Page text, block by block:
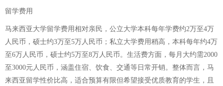
留学费用
马来西亚大学留学费用相对亲民，公立大学本科每年学费约2万至4万
人民币，硕士约3万至5万人民币；私立大学费用稍高，本科每年约4万
至6万人民币，硕士约5万至8万人民币。生活费方面，每月大约需2000
至3000元人民币，涵盖住宿、饮食、交通等日常开销。整体而言，马
来西亚留学性价比高，适合预算有限但希望接受优质教育的学生，且